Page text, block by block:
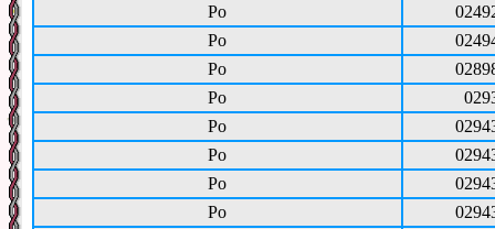
Ро
Ро
Ро
Ро
Ро
Ро
Ро
Ро